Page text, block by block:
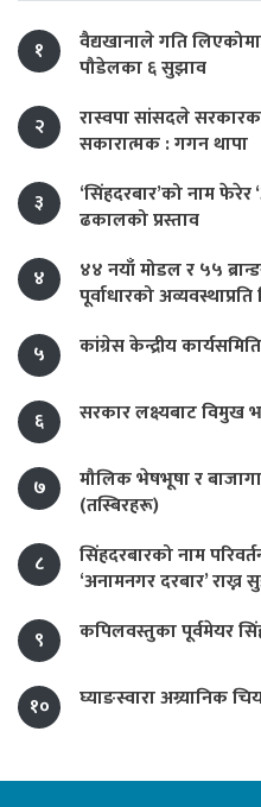
१
वैद्यखानाले गति लिएकोमा
पौडेलका ६ सुझाव
२
रास्वपा सांसदले
सकारात्मक : गगन थापा
३
‘सिंहदरबार’को नाम फेरेर
ढकालको प्रस्ताव
४
४४ नयाँ मोडल र ५५
पूर्वाधारको अव्यवस्थाप्रति
५
कांग्रेस केन्द्रीय
६ सरकार लक्ष्यबाट विमुख
७
मौलिक भेषभूषा र
(तस्बिरहरू)
८
सिंहदरबारको नाम
‘अनामनगर दरबार’ राख्न
९
कपिलवस्तुका पूर्वमेयर
१० घ्याङस्वारा अग्र्यानिक